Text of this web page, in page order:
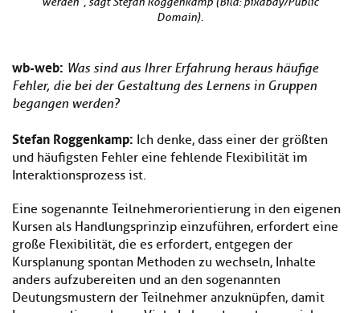
Domain).
wb-web: Was sind aus Ihrer Erfahrung heraus häufige
Fehler, die bei der Gestaltung des Lernens in Gruppen
begangen werden?
Stefan Roggenkamp: Ich denke, dass einer der größten
und häufigsten Fehler eine fehlende Flexibilität im
Interaktionsprozess ist.
Eine sogenannte Teilnehmerorientierung in den eigenen
Kursen als Handlungsprinzip einzuführen, erfordert eine
große Flexibilität, die es erfordert, entgegen der
Kursplanung spontan Methoden zu wechseln, Inhalte
anders aufzubereiten und an den sogenannten
Deutungsmustern der Teilnehmer anzuknüpfen, damit